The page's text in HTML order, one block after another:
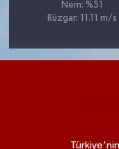
Nem: %51
Rüzgar: 11.11 m/s